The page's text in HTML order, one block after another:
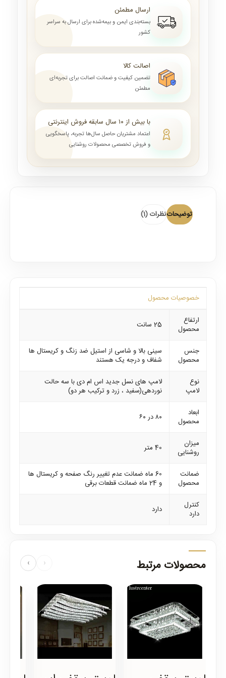
ارسال مطمئن
بسته‌بندی ایمن و بیمه‌شده برای ارسال به سراسر
کشور
اصالت کالا
تضمین کیفیت و ضمانت اصالت برای تجربه‌ای
مطمئن
با بیش از ۱۰ سال سابقه فروش اینترنتی
اعتماد مشتریان حاصل سال‌ها تجربه، پاسخگویی
و فروش تخصصی محصولات روشنایی
توضیحاتنظرات (1)
خصوصیات محصول
ارتفاع
محصول
25 سانت
جنس
محصول
سینی بالا و شاسی از استیل ضد زنگ و کریستال ها
شفاف و درجه یک هستند
نوع
لامپ
لامپ های نسل جدید اس ام دی با سه حالت
نوردهی(سفید ، زرد و ترکیب هر دو)
ابعاد
محصول
٨٠ در ٦٠
میزان
روشنایی
40 متر
ضمانت
محصول
60 ماه ضمانت عدم تغییر رنگ صفحه و کریستال ها
و 24 ماه ضمانت قطعات برقی
کنترل
دارد
دارد
محصولات مرتبط ‹
›